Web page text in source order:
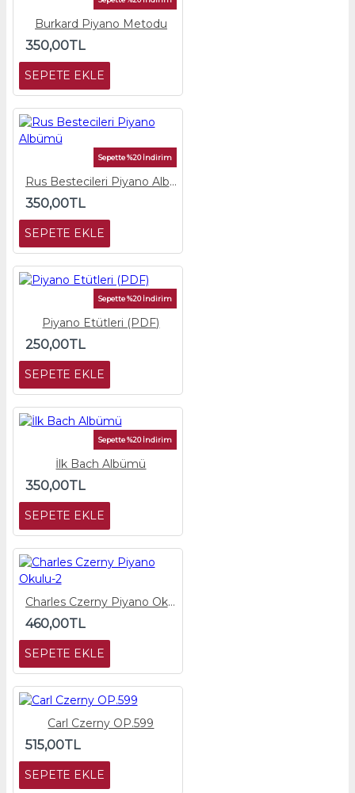
Burkard Piyano Metodu
350,00TL
SEPETE EKLE
Sepette %20 İndirim
Rus Bestecileri Piyano Albümü
350,00TL
SEPETE EKLE
Sepette %20 İndirim
Piyano Etütleri (PDF)
250,00TL
SEPETE EKLE
Sepette %20 İndirim
İlk Bach Albümü
350,00TL
SEPETE EKLE
Charles Czerny Piyano Okulu-2
460,00TL
SEPETE EKLE
Carl Czerny OP.599
515,00TL
SEPETE EKLE